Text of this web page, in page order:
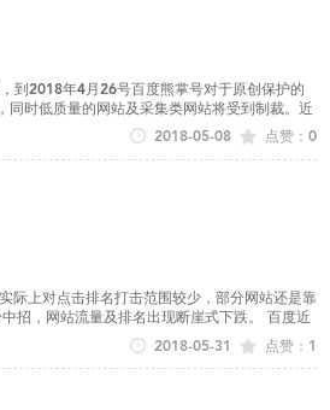
到2018年4月26号百度熊掌号对于原创保护的
时低质量的网站及采集类网站将受到制裁。近
点赞：0
2018-05-08
际上对点击排名打击范围较少，部分网站还是靠
招，网站流量及排名出现断崖式下跌。 百度近
点赞：1
2018-05-31